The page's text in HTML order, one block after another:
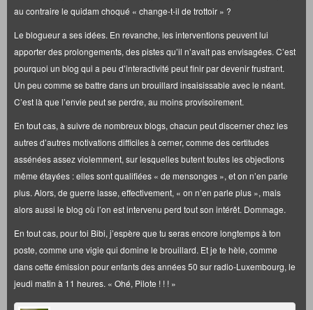
au contraire le quidam choqué « change-t-il de trottoir » ?
Le blogueur a ses idées. En revanche, les interventions peuvent lui
apporter des prolongements, des pistes qu’il n’avait pas envisagées. C’est
pourquoi un blog qui a peu d’interactivité peut finir par devenir frustrant.
Un peu comme se battre dans un brouillard insaisissable avec le néant.
C’est là que l’envie peut se perdre, au moins provisoirement.
En tout cas, à suivre de nombreux blogs, chacun peut discerner chez les
autres d’autres motivations difficiles à cerner, comme des certitudes
assénées assez violemment, sur lesquelles butent toutes les objections
même étayées : elles sont qualifiées « de mensonges », et on n’en parle
plus. Alors, de guerre lasse, effectivement, « on n’en parle plus », mais
alors aussi le blog où l’on est intervenu perd tout son intérêt. Dommage.
En tout cas, pour toi Bibi, j’espère que tu seras encore longtemps à ton
poste, comme une vigie qui domine le brouillard. Et je te hèle, comme
dans cette émission pour enfants des années 50 sur radio-Luxembourg, le
jeudi matin à 11 heures. « Ohé, Pilote ! ! ! »